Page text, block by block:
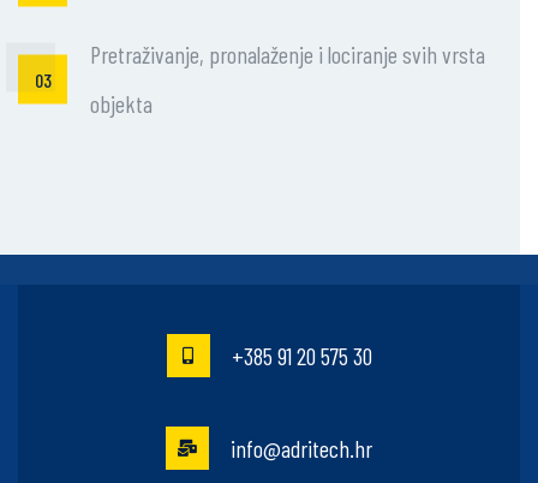
Pretraživanje, pronalaženje i lociranje svih vrsta
objekta
+385 91 20 575 30
info@adritech.hr